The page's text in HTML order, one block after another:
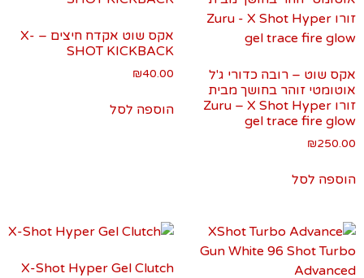
אקס שוט – רובה כדורי ג'ל
אוטומטי זוהר בחושך מבית
זורו Zuru – X Shot Hyper
gel trace fire glow
₪250.00
הוספה לסל
אקס שוט אקדח חיצים – X-
SHOT KICKBACK
₪40.00
הוספה לסל
X-Shot Hyper Gel Clutch